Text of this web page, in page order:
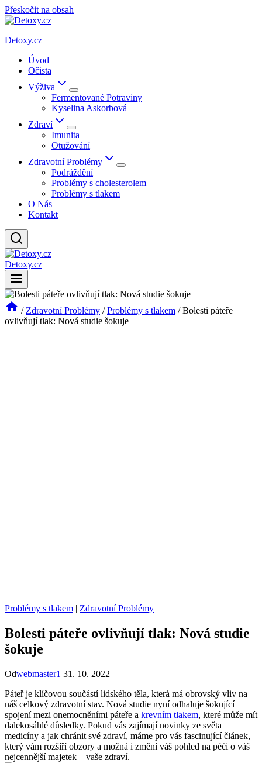
Přeskočit na obsah
Detoxy.cz
Úvod
Očista
Výživa
Fermentované Potraviny
Kyselina Askorbová
Zdraví
Imunita
Otužování
Zdravotní Problémy
Podráždění
Problémy s cholesterolem
Problémy s tlakem
O Nás
Kontakt
Detoxy.cz
/ Zdravotní Problémy / Problémy s tlakem / Bolesti páteře
ovlivňují tlak: Nová studie šokuje
Problémy s tlakem | Zdravotní Problémy
Bolesti páteře ovlivňují tlak: Nová studie
šokuje
Odwebmaster1 31. 10. 2022
Páteř je klíčovou součástí lidského těla, která má obrovský vliv na
náš celkový zdravotní stav. Nová studie nyní odhaluje šokující
spojení mezi onemocněními páteře a krevním tlakem, které může mít
dalekosáhlé důsledky. Pokud vás zajímají novinky ze světa
medicíny a jak chránit své zdraví, máme pro vás fascinující článek,
který vám rozšíří obzory a možná i změní váš pohled na péči o váš
nejcennější majetek – vaše zdraví.